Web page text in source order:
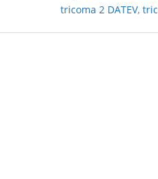
tricoma 2 DATEV,